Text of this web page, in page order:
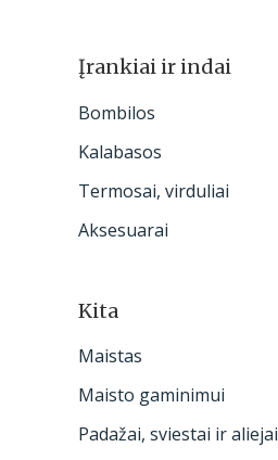
Įrankiai ir indai
Bombilos
Kalabasos
Termosai, virduliai
Aksesuarai
Kita
Maistas
Maisto gaminimui
Padažai, sviestai ir aliejai